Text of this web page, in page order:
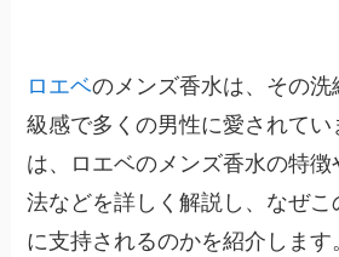
ロエベのメンズ香水は、その
級感で多くの男性に愛されて
は、ロエベのメンズ香水の特
法などを詳しく解説し、なぜこ
に支持されるのかを紹介します